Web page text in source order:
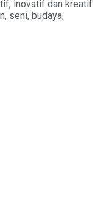
inovatif dan kreatif
seni, budaya,